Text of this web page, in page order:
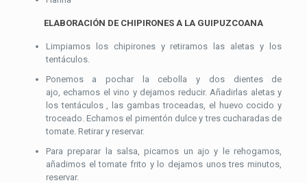
ELABORACIÓN DE CHIPIRONES A LA GUIPUZCOANA
Limpiamos los chipirones y retiramos las aletas y los
tentáculos.
Ponemos a pochar la cebolla y dos dientes de
ajo, echamos el vino y dejamos reducir. Añadirlas aletas y
los tentáculos , las gambas troceadas, el huevo cocido y
troceado. Echamos el pimentón dulce y tres cucharadas de
tomate. Retirar y reservar.
Para preparar la salsa, picamos un ajo y le rehogamos,
añadimos el tomate frito y lo dejamos unos tres minutos,
reservar.